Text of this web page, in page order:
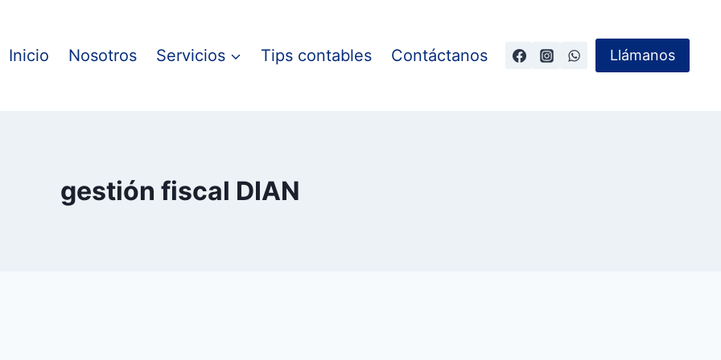
Inicio Nosotros Servicios Tips contables Contáctanos Llámanos
gestión fiscal DIAN